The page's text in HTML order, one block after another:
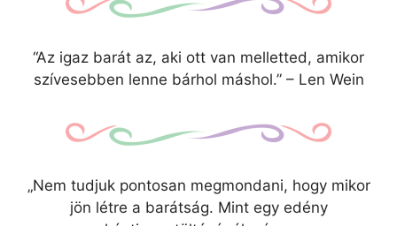
“Az igaz barát az, aki ott van melletted, amikor
szívesebben lenne bárhol máshol.” – Len Wein
„Nem tudjuk pontosan megmondani, hogy mikor
jön létre a barátság. Mint egy edény